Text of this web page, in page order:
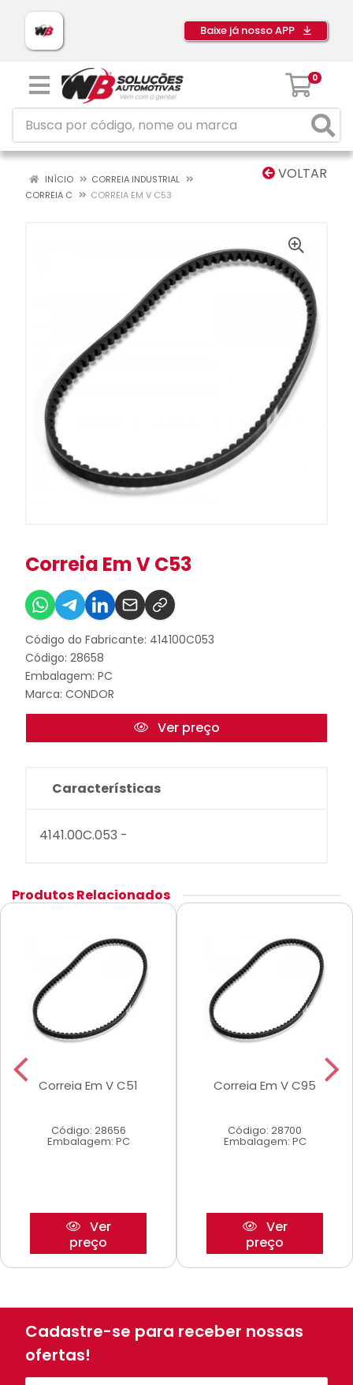
Baixe já nosso APP
0
VOLTAR
INÍCIO
CORREIA INDUSTRIAL
CORREIA C
CORREIA EM V C53
Correia Em V C53
Código do Fabricante: 414100C053
Código: 28658
Embalagem: PC
Marca: CONDOR
Ver preço
Características
4141.00C.053 -
Produtos Relacionados
Correia Em V C51
Código: 28656
Embalagem: PC
Ver
preço
Correia Em V C95
Código: 28700
Embalagem: PC
Ver
preço
Cadastre-se para receber nossas
ofertas!